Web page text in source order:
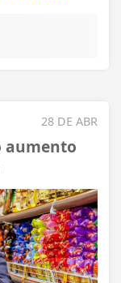
28 DE ABR
aumento